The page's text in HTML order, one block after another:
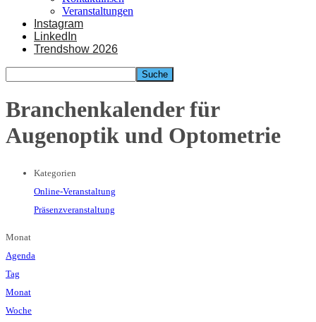
Veranstaltungen
Instagram
LinkedIn
Trendshow 2026
Branchenkalender für
Augenoptik und Optometrie
Kategorien
Online-Veranstaltung
Präsenzveranstaltung
Monat
Agenda
Tag
Monat
Woche